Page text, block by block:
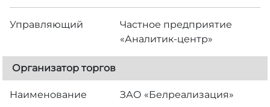
Управляющий
Частное предприятие
«Аналитик-центр»
Организатор торгов
Наименование ЗАО «Белреализация»